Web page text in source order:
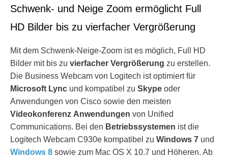
Schwenk- und Neige Zoom ermöglicht Full
HD Bilder bis zu vierfacher Vergrößerung
Mit dem Schwenk-Neige-Zoom ist es möglich, Full HD
Bilder mit bis zu vierfacher Vergrößerung zu erstellen.
Die Business Webcam von Logitech ist optimiert für
Microsoft Lync und kompatibel zu Skype oder
Anwendungen von Cisco sowie den meisten
Videokonferenz Anwendungen von Unified
Communications. Bei den Betriebssystemen ist die
Logitech Webcam C930e kompatibel zu Windows 7 und
Windows 8 sowie zum Mac OS X 10.7 und Höheren. Ab